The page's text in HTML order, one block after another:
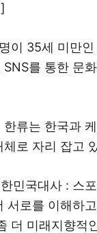
이 35세 미만인
를 통한 문
류는 한국과
로 자리 잡고
민국대사 : 스
서로를 이해하
더 미래지향적